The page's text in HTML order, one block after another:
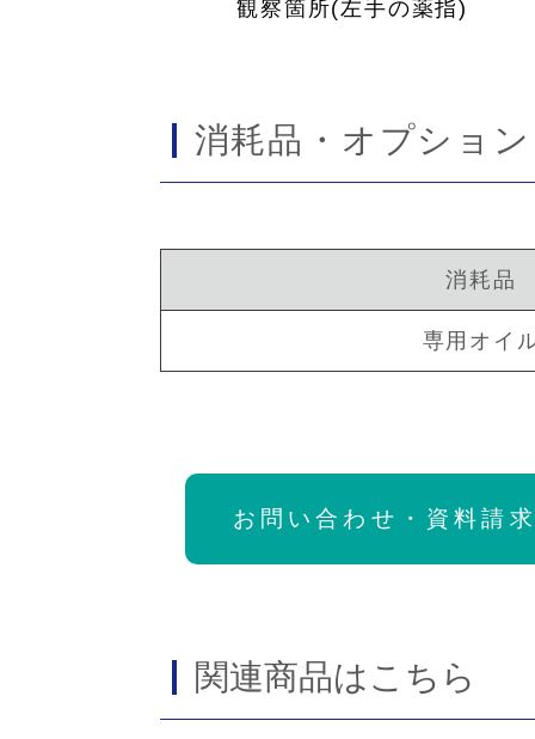
観察箇所(左手の薬指)
消耗品・オプション
消耗品
専用オイ
お問い合わせ・資料請
関連商品はこちら